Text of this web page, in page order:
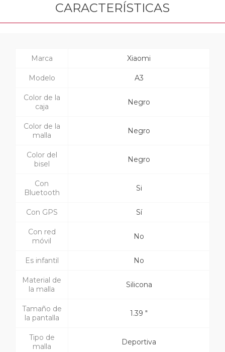
CARACTERÍSTICAS
Marca Xiaomi
Modelo A3
Color de la
caja
Negro
Color de la
malla
Negro
Color del
bisel
Negro
Con
Bluetooth
Si
Con GPS Sí
Con red
móvil
No
Es infantil No
Material de
la malla
Silicona
Tamaño de
la pantalla
1.39 "
Tipo de
malla
Deportiva